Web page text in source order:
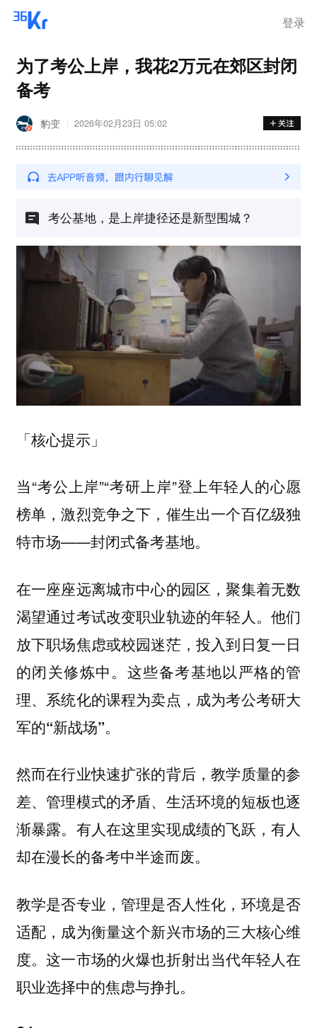
登录
为了考公上岸，我花2万元在郊区封闭
备考
豹变 2026年02月23日 05:02
考公基地，是上岸捷径还是新型围城？
「核心提示」
当“考公上岸”“考研上岸”登上年轻人的心愿
榜单，激烈竞争之下，催生出一个百亿级独
特市场——封闭式备考基地。
在一座座远离城市中心的园区，聚集着无数
渴望通过考试改变职业轨迹的年轻人。他们
放下职场焦虑或校园迷茫，投入到日复一日
的闭关修炼中。 这些备考基地以严格的管
理、系统化的课程为卖点，成为考公考研大
军的“新战场”。
然而在行业快速扩张的背后，教学质量的参
差、管理模式的矛盾、生活环境的短板也逐
渐暴露。有人在这里实现成绩的飞跃，有人
却在漫长的备考中半途而废。
教学是否专业，管理是否人性化，环境是否
适配，成为衡量这个新兴市场的三大核心维
度。这一市场的火爆也折射出当代年轻人在
职业选择中的焦虑与挣扎。